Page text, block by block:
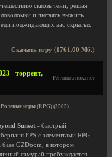
сквозь тени, решая
и пытаясь выжить
поджидающих вас скрытых
Скачать игру (1761.00 Мб.)
- торрент,
Рейтинга пока нет
Ролевые игры (RPG) (3505)
Sunset - быстрый
FPS с элементами RPG
базе GZDoom, в котором
самурай пробуждается